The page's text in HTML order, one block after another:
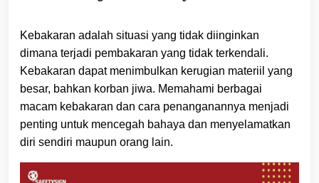
Kebakaran adalah situasi yang tidak diinginkan
dimana terjadi pembakaran yang tidak terkendali.
Kebakaran dapat menimbulkan kerugian materiil yang
besar, bahkan korban jiwa. Memahami berbagai
macam kebakaran dan cara penanganannya menjadi
penting untuk mencegah bahaya dan menyelamatkan
diri sendiri maupun orang lain.